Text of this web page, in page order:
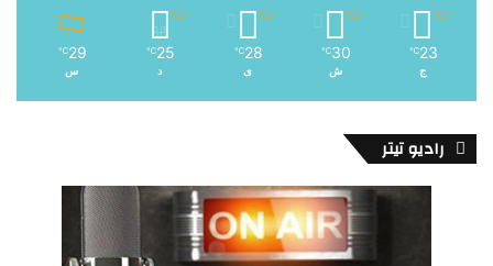
23
℃
ج
30
℃
ش
28
℃
ی
25
℃
د
29
℃
س
رادیو تیتر